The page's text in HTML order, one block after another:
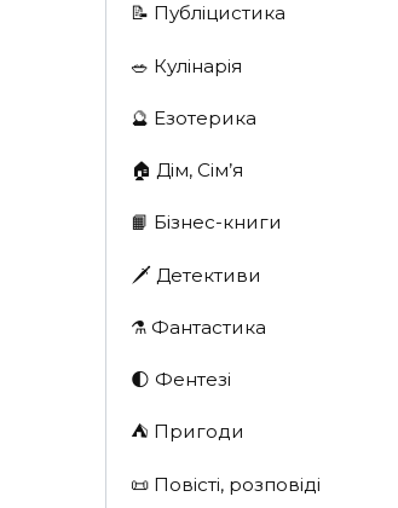
📝 Публіцистика
🥗 Кулінарія
🔮 Езотерика
🏠 Дім, Сім’я
📙 Бізнес-книги
🗡 Детективи
⚗️ Фантастика
🌓 Фентезі
⛺️ Пригоди
📜 Повісті, розповіді